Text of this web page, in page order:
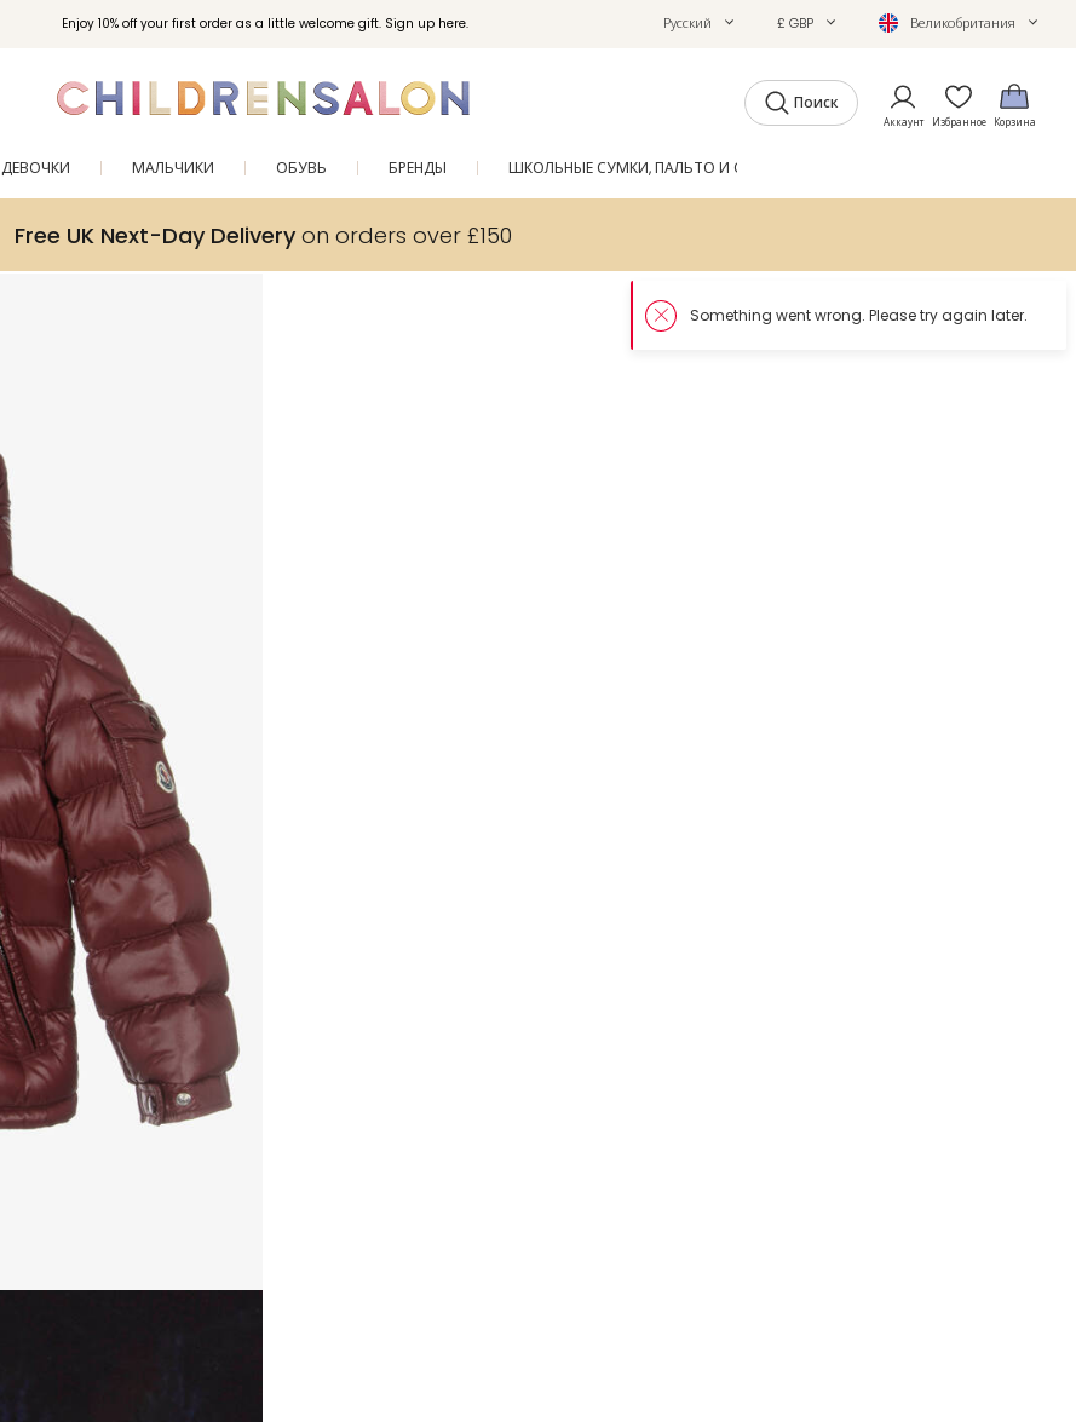
Enjoy 10% off your first order as a little welcome gift. Sign up here. Русский £ GBP Великобритания
Поиск
Аккаунт Избранное Корзина
ДЕВОЧКИ МАЛЬЧИКИ ОБУВЬ БРЕНДЫ ШКОЛЬНЫЕ СУМКИ, ПАЛЬТО И ОБУВЬ
Free UK Next-Day Deliveryon orders over £150